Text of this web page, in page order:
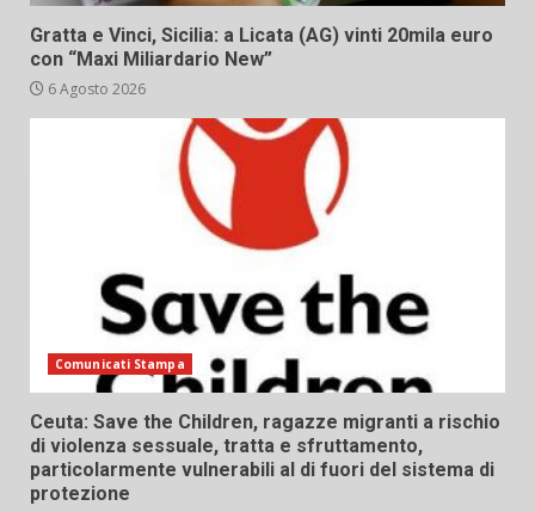
Gratta e Vinci, Sicilia: a Licata (AG) vinti 20mila euro
con “Maxi Miliardario New”
6 Agosto 2026
Comunicati Stampa
Ceuta: Save the Children, ragazze migranti a rischio
di violenza sessuale, tratta e sfruttamento,
particolarmente vulnerabili al di fuori del sistema di
protezione